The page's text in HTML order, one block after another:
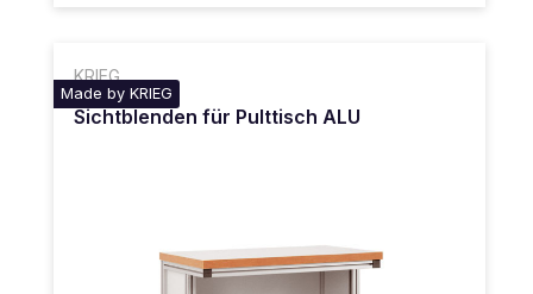
KRIEG
Made by KRIEG
Sichtblenden für Pulttisch ALU